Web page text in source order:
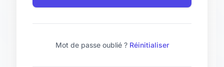
Mot de passe oublié ? Réinitialiser